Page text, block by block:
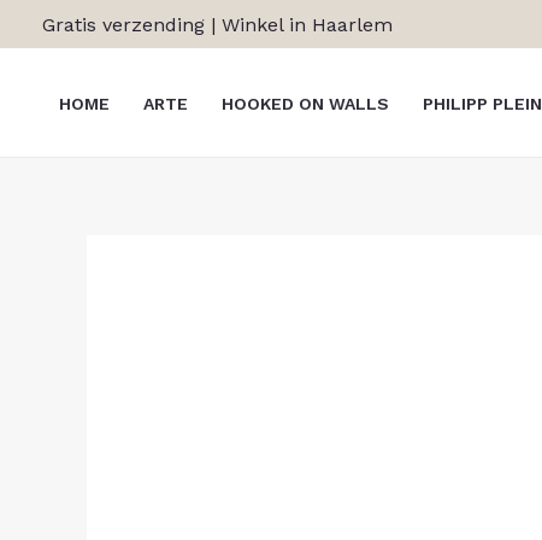
naar
Gratis verzending | Winkel in Haarlem
HOME ARTE HOOKED ON WALLS PHILIPP PLEIN